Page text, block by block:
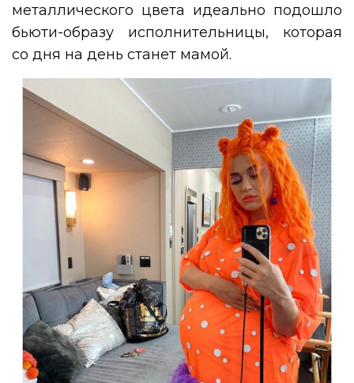
металлического цвета идеально подошло
бьюти-образу исполнительницы, которая
со дня на день станет мамой.